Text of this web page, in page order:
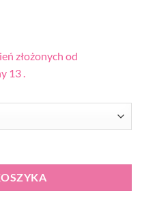
złożonych od
13 .